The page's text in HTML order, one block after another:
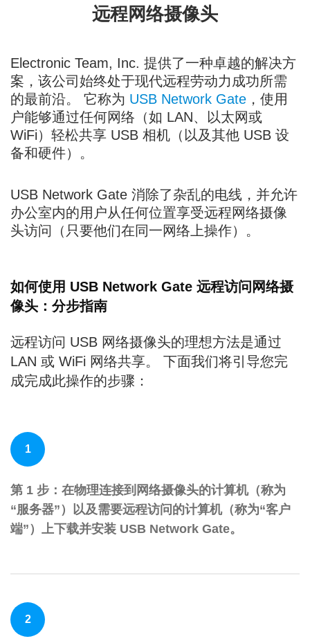
远程网络摄像头
Electronic Team, Inc. 提供了一种卓越的解决方
案，该公司始终处于现代远程劳动力成功所需
的最前沿。 它称为 USB Network Gate ，使用
户能够通过任何网络（如 LAN、以太网或
WiFi）轻松共享 USB 相机（以及其他 USB 设
备和硬件）。
USB Network Gate 消除了杂乱的电线，并允许
办公室内的用户从任何位置享受远程网络摄像
头访问（只要他们在同一网络上操作）。
如何使用 USB Network Gate 远程访问网络摄
像头：分步指南
远程访问 USB 网络摄像头的理想方法是通过
LAN 或 WiFi 网络共享。 下面我们将引导您完
成完成此操作的步骤：
1
第 1 步：在物理连接到网络摄像头的计算机（称为
“服务器”）以及需要远程访问的计算机（称为“客户
端”）上下载并安装 USB Network Gate。
2